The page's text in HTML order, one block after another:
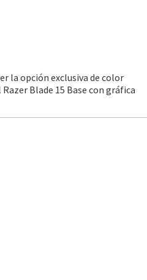
la opción exclusiva de color
Blade 15 Base con gráfica